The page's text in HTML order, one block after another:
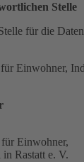
Stelle
für die
Einwohner,
Einwohner,
Rastatt e. V.